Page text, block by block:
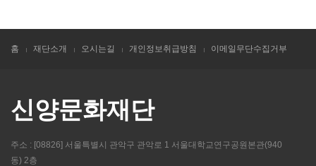
홈 재단소개 오시는길 개인정보취급방침 이메일무단수집거부
신양문화재단
주소 : [08826] 서울특별시 관악구 관악로 1 서울대학교연구공원본관(940
동) 2층